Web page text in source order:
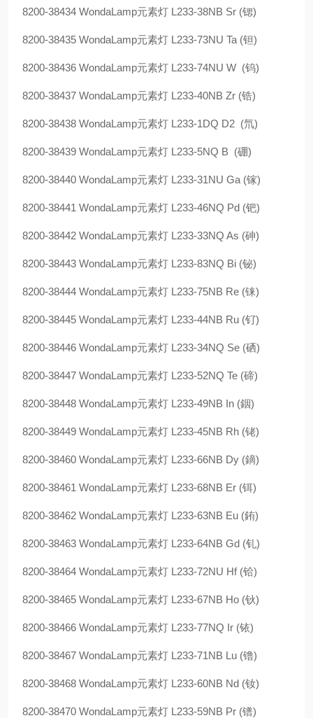
8200-38434 WondaLamp元素灯 L233-38NB Sr (锶)
8200-38435 WondaLamp元素灯 L233-73NU Ta (钽)
8200-38436 WondaLamp元素灯 L233-74NU W (钨)
8200-38437 WondaLamp元素灯 L233-40NB Zr (锆)
8200-38438 WondaLamp元素灯 L233-1DQ D2 (氘)
8200-38439 WondaLamp元素灯 L233-5NQ B (硼)
8200-38440 WondaLamp元素灯 L233-31NU Ga (镓)
8200-38441 WondaLamp元素灯 L233-46NQ Pd (钯)
8200-38442 WondaLamp元素灯 L233-33NQ As (砷)
8200-38443 WondaLamp元素灯 L233-83NQ Bi (铋)
8200-38444 WondaLamp元素灯 L233-75NB Re (铼)
8200-38445 WondaLamp元素灯 L233-44NB Ru (钌)
8200-38446 WondaLamp元素灯 L233-34NQ Se (硒)
8200-38447 WondaLamp元素灯 L233-52NQ Te (碲)
8200-38448 WondaLamp元素灯 L233-49NB In (銦)
8200-38449 WondaLamp元素灯 L233-45NB Rh (铑)
8200-38460 WondaLamp元素灯 L233-66NB Dy (鏑)
8200-38461 WondaLamp元素灯 L233-68NB Er (铒)
8200-38462 WondaLamp元素灯 L233-63NB Eu (銪)
8200-38463 WondaLamp元素灯 L233-64NB Gd (钆)
8200-38464 WondaLamp元素灯 L233-72NU Hf (铪)
8200-38465 WondaLamp元素灯 L233-67NB Ho (钬)
8200-38466 WondaLamp元素灯 L233-77NQ Ir (铱)
8200-38467 WondaLamp元素灯 L233-71NB Lu (镥)
8200-38468 WondaLamp元素灯 L233-60NB Nd (钕)
8200-38470 WondaLamp元素灯 L233-59NB Pr (镨)